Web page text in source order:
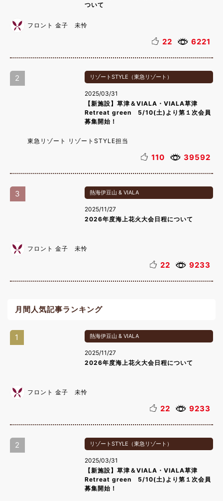
ついて
フロント 金子 未怜
22 6221
2 リゾートSTYLE（東急リゾート）
2025/03/31
【新施設】草津＆VIALA・VIALA草津
Retreat green 5/10(土)より第１次会員
募集開始！
東急リゾート リゾートSTYLE担当
110 39592
3 熱海伊豆山 & VIALA
2025/11/27
2026年度海上花火大会日程について
フロント 金子 未怜
22 9233
月間人気記事ランキング
1 熱海伊豆山 & VIALA
2025/11/27
2026年度海上花火大会日程について
フロント 金子 未怜
22 9233
2 リゾートSTYLE（東急リゾート）
2025/03/31
【新施設】草津＆VIALA・VIALA草津
Retreat green 5/10(土)より第１次会員
募集開始！